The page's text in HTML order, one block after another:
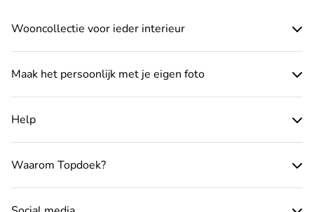
Wooncollectie voor ieder interieur
Maak het persoonlijk met je eigen foto
Help
Waarom Topdoek?